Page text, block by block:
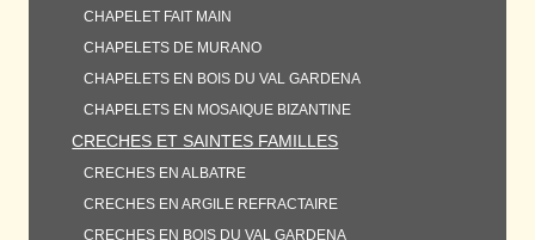
CHAPELET FAIT MAIN
CHAPELETS DE MURANO
CHAPELETS EN BOIS DU VAL GARDENA
CHAPELETS EN MOSAIQUE BIZANTINE
CRECHES ET SAINTES FAMILLES
CRECHES EN ALBATRE
CRECHES EN ARGILE REFRACTAIRE
CRECHES EN BOIS DU VAL GARDENA